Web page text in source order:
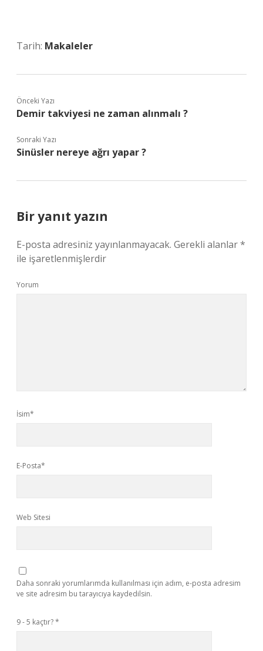
Tarih: Makaleler
Önceki Yazı
Demir takviyesi ne zaman alınmalı ?
Sonraki Yazı
Sinüsler nereye ağrı yapar ?
Bir yanıt yazın
E-posta adresiniz yayınlanmayacak. Gerekli alanlar*
ile işaretlenmişlerdir
Yorum
İsim*
E-Posta*
Web Sitesi
Daha sonraki yorumlarımda kullanılması için adım, e-posta adresim
ve site adresim bu tarayıcıya kaydedilsin.
9 - 5 kaçtır?*